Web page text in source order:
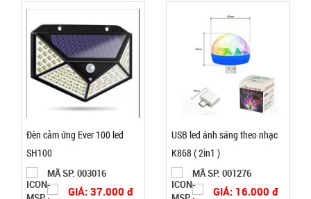
bằng thép
không rỉ
22.900 đ
CÒN HÀNG
Bảo
Đèn cảm ứng Ever 100 led
SH100
MÃ SP: 003016
GIÁ: 37.000 đ
USB led ánh sáng theo nhạc
K868 ( 2in1 )
MÃ SP: 001276
GIÁ: 16.000 đ